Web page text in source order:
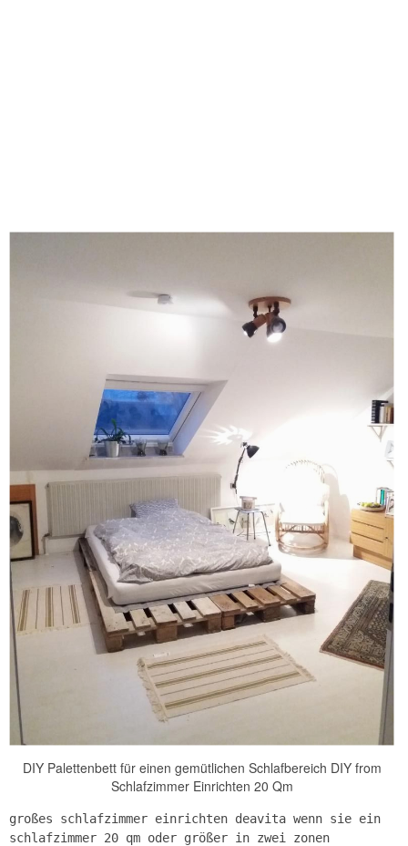
DIY Palettenbett für einen gemütlichen Schlafbereich DIY from
Schlafzimmer Einrichten 20 Qm
großes schlafzimmer einrichten deavita wenn sie ein
schlafzimmer 20 qm oder größer in zwei zonen